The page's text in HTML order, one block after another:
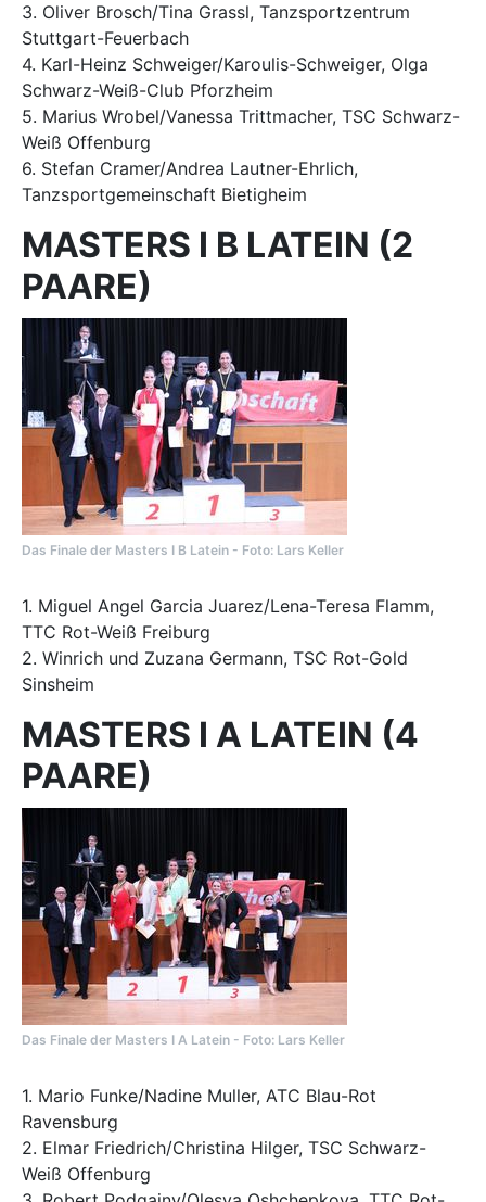
3. Oliver Brosch/Tina Grassl, Tanzsportzentrum
Stuttgart-Feuerbach
4. Karl-Heinz Schweiger/Karoulis-Schweiger, Olga
Schwarz-Weiß-Club Pforzheim
5. Marius Wrobel/Vanessa Trittmacher, TSC Schwarz-
Weiß Offenburg
6. Stefan Cramer/Andrea Lautner-Ehrlich,
Tanzsportgemeinschaft Bietigheim
MASTERS I B LATEIN (2
PAARE)
Das Finale der Masters I B Latein - Foto: Lars Keller
1. Miguel Angel Garcia Juarez/Lena-Teresa Flamm,
TTC Rot-Weiß Freiburg
2. Winrich und Zuzana Germann, TSC Rot-Gold
Sinsheim
MASTERS I A LATEIN (4
PAARE)
Das Finale der Masters I A Latein - Foto: Lars Keller
1. Mario Funke/Nadine Muller, ATC Blau-Rot
Ravensburg
2. Elmar Friedrich/Christina Hilger, TSC Schwarz-
Weiß Offenburg